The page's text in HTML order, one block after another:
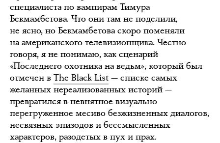
специалиста по вампирам Тимура
Бекмамбетова. Что они там не поделили,
не ясно, но Бекмамбетова скоро поменяли
на американского телевизионщика. Честно
говоря, я не понимаю, как сценарий
«Последнего охотника на ведьм», который был
отмечен в The Black List — списке самых
желанных нереализованных историй —
превратился в невнятное визуально
перегруженное месиво безжизненных диалогов,
несвязных эпизодов и бессмысленных
характеров, разодетых в пух и прах.